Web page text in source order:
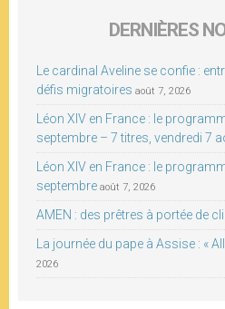
DERNIÈRES
Le cardinal Aveline se confie :
défis migratoires août 7, 2026
Léon XIV en France : le
septembre – 7 titres, vendredi 7
Léon XIV en France : le
septembre août 7, 2026
AMEN : des prêtres à portée de
La journée du pape à Assise : «
2026